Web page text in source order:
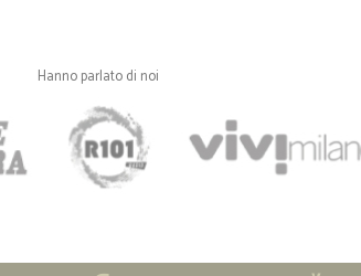
Hanno parlato di noi